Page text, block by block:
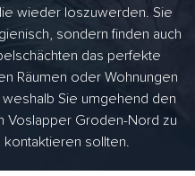
wieder loszuwerden. Sie
sondern finden auch
das perfekte
Räumen oder Wohnungen
Sie umgehend den
Voslapper Groden-Nord zu
kontaktieren sollten.